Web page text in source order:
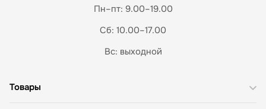
Пн–пт: 9.00–19.00
Сб: 10.00–17.00
Вс: выходной
Товары